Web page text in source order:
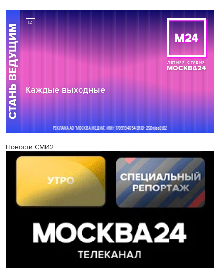
Новости СМИ2